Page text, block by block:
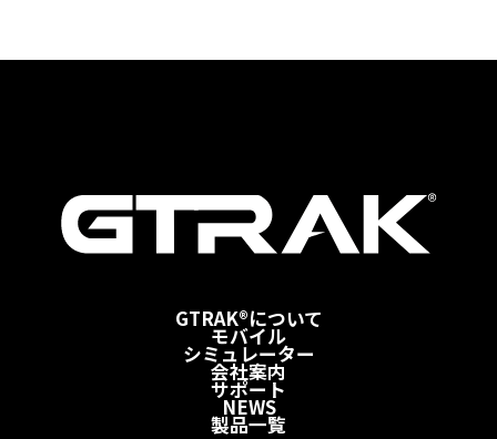
GTRAK®について
モバイル
シミュレーター
会社案内
サポート
NEWS
製品一覧